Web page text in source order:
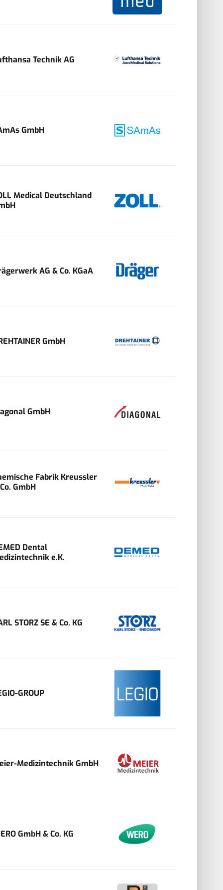
Technik AG
GmbH
Medical Deutschland
AG & Co. KGaA
GmbH
GmbH
Fabrik Kreussler
GmbH
Dental
e.K.
STORZ SE & Co. KG
GROUP
Medizintechnik GmbH
GmbH & Co. KG